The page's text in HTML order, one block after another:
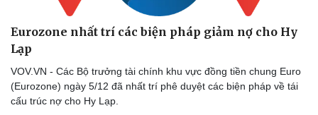
Eurozone nhất trí các biện pháp giảm nợ cho Hy
Lạp
VOV.VN - Các Bộ trưởng tài chính khu vực đồng tiền chung Euro
(Eurozone) ngày 5/12 đã nhất trí phê duyệt các biện pháp về tái
cấu trúc nợ cho Hy Lạp.